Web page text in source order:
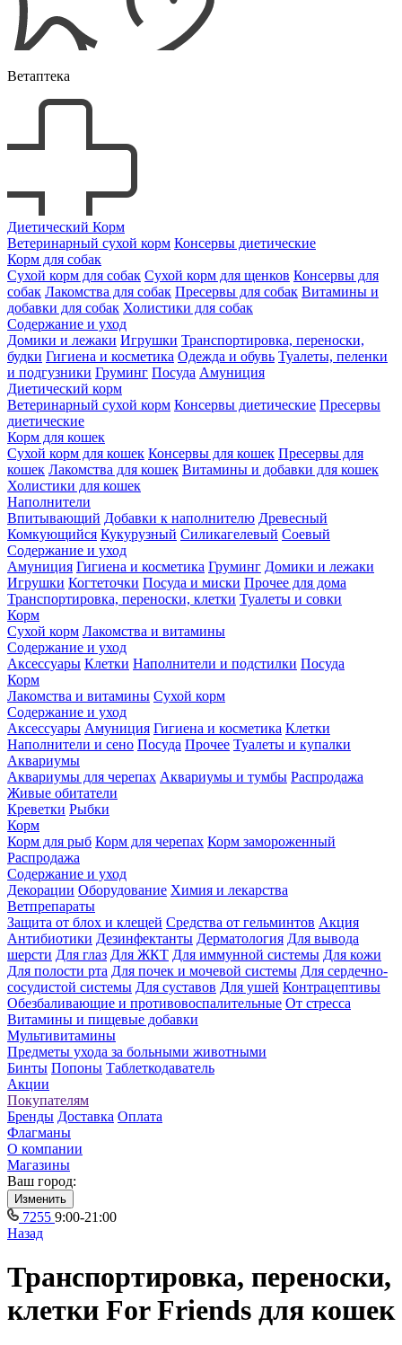
Ветаптека
Диетический Корм
Ветеринарный сухой корм Консервы диетические
Корм для собак
Сухой корм для собак Сухой корм для щенков Консервы для
собак Лакомства для собак Пресервы для собак Витамины и
добавки для собак Холистики для собак
Содержание и уход
Домики и лежаки Игрушки Транспортировка, переноски,
будки Гигиена и косметика Одежда и обувь Туалеты, пеленки
и подгузники Груминг Посуда Амуниция
Диетический корм
Ветеринарный сухой корм Консервы диетические Пресервы
диетические
Корм для кошек
Сухой корм для кошек Консервы для кошек Пресервы для
кошек Лакомства для кошек Витамины и добавки для кошек
Холистики для кошек
Наполнители
Впитывающий Добавки к наполнителю Древесный
Комкующийся Кукурузный Силикагелевый Соевый
Содержание и уход
Амуниция Гигиена и косметика Груминг Домики и лежаки
Игрушки Когтеточки Посуда и миски Прочее для дома
Транспортировка, переноски, клетки Туалеты и совки
Корм
Сухой корм Лакомства и витамины
Содержание и уход
Аксессуары Клетки Наполнители и подстилки Посуда
Корм
Лакомства и витамины Сухой корм
Содержание и уход
Аксессуары Амуниция Гигиена и косметика Клетки
Наполнители и сено Посуда Прочее Туалеты и купалки
Аквариумы
Аквариумы для черепах Аквариумы и тумбы Распродажа
Живые обитатели
Креветки Рыбки
Корм
Корм для рыб Корм для черепах Корм замороженный
Распродажа
Содержание и уход
Декорации Оборудование Химия и лекарства
Ветпрепараты
Защита от блох и клещей Средства от гельминтов Акция
Антибиотики Дезинфектанты Дерматология Для вывода
шерсти Для глаз Для ЖКТ Для иммунной системы Для кожи
Для полости рта Для почек и мочевой системы Для сердечно-
сосудистой системы Для суставов Для ушей Контрацептивы
Обезбаливающие и противовоспалительные От стресса
Витамины и пищевые добавки
Мультивитамины
Предметы ухода за больными животными
Бинты Попоны Таблеткодаватель
Акции
Покупателям
Бренды Доставка Оплата
Флагманы
О компании
Магазины
Ваш город:
Изменить
7255 9:00-21:00
Назад
Транспортировка, переноски,
клетки For Friends для кошек